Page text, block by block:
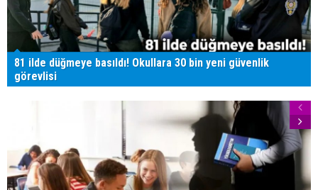
81 ilde düğmeye basıldı! Okullara 30 bin yeni güvenlik
görevlisi